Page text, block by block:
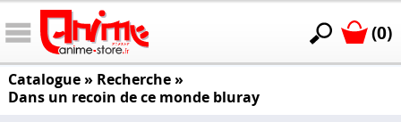
(0)
Catalogue» Recherche »
Dans un recoin de ce monde bluray